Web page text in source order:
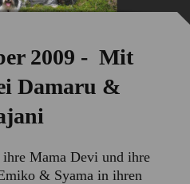
2009 - Mit
Damaru &
Mama Devi und ihre
& Syama in ihren